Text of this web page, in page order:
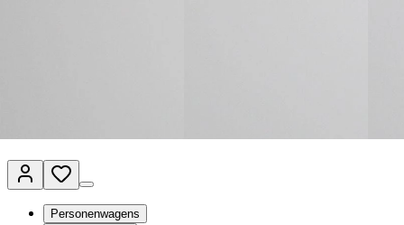
Personenwagens